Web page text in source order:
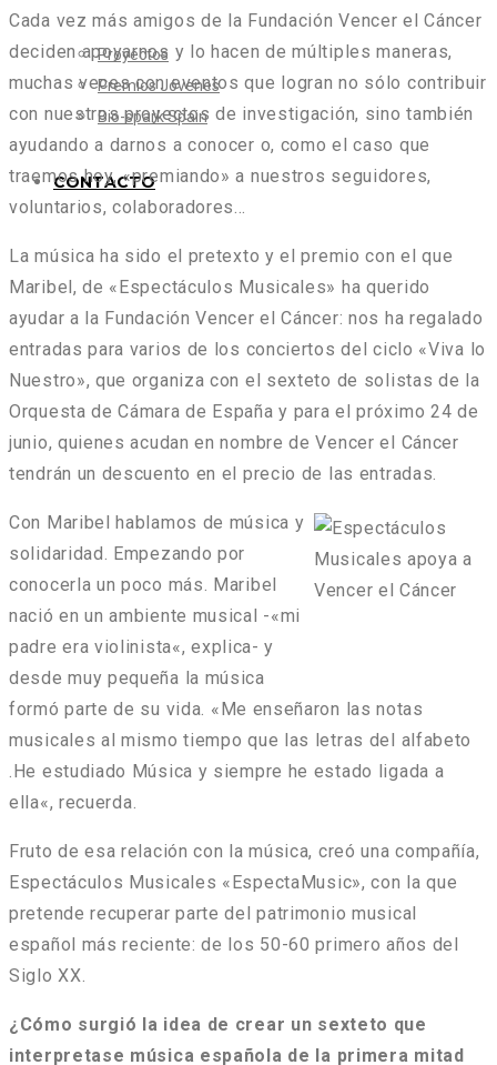
Proyectos
Premios Jóvenes
Bio-spark Spain
CONTACTO
Cada vez más amigos de la Fundación Vencer el Cáncer
deciden apoyarnos y lo hacen de múltiples maneras,
muchas veces con eventos que logran no sólo contribuir
con nuestros proyectos de investigación, sino también
ayudando a darnos a conocer o, como el caso que
traemos hoy, «premiando» a nuestros seguidores,
voluntarios, colaboradores…
La música ha sido el pretexto y el premio con el que
Maribel, de «Espectáculos Musicales» ha querido
ayudar a la Fundación Vencer el Cáncer: nos ha regalado
entradas para varios de los conciertos del ciclo «Viva lo
Nuestro», que organiza con el sexteto de solistas de la
Orquesta de Cámara de España y para el próximo 24 de
junio, quienes acudan en nombre de Vencer el Cáncer
tendrán un descuento en el precio de las entradas.
Con Maribel hablamos de música y
solidaridad. Empezando por
conocerla un poco más. Maribel
nació en un ambiente musical -«mi
padre era violinista«, explica- y
desde muy pequeña la música
formó parte de su vida. « Me enseñaron las notas
musicales al mismo tiempo que las letras del alfabeto
.He estudiado Música y siempre he estado ligada a
ella«, recuerda.
Fruto de esa relación con la música, creó una compañía,
Espectáculos Musicales «EspectaMusic», con la que
pretende recuperar parte del patrimonio musical
español más reciente: de los 50-60 primero años del
Siglo XX.
¿Cómo surgió la idea de crear un sexteto que
interpretase música española de la primera mitad